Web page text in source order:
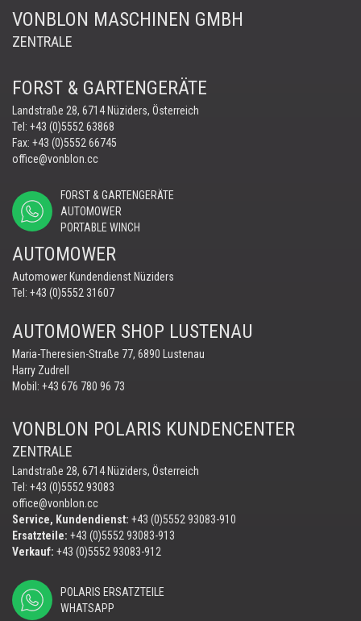
VONBLON MASCHINEN GMBH
ZENTRALE
FORST & GARTENGERÄTE
Landstraße 28, 6714 Nüziders, Österreich
Tel: +43 (0)5552 63868
Fax: +43 (0)5552 66745
office@vonblon.cc
FORST & GARTENGERÄTE
AUTOMOWER
PORTABLE WINCH
AUTOMOWER
Automower Kundendienst Nüziders
Tel: +43 (0)5552 31607
AUTOMOWER SHOP LUSTENAU
Maria-Theresien-Straße 77, 6890 Lustenau
Harry Zudrell
Mobil: +43 676 780 96 73
VONBLON POLARIS KUNDENCENTER
ZENTRALE
Landstraße 28, 6714 Nüziders, Österreich
Tel: +43 (0)5552 93083
office@vonblon.cc
Service, Kundendienst: +43 (0)5552 93083-910
Ersatzteile: +43 (0)5552 93083-913
Verkauf: +43 (0)5552 93083-912
POLARIS ERSATZTEILE
WHATSAPP